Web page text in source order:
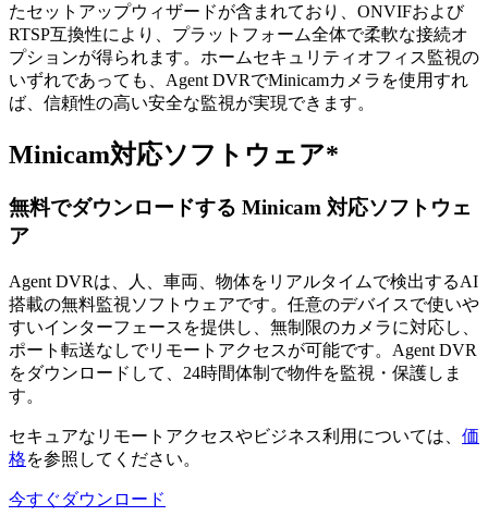
たセットアップウィザードが含まれており、ONVIFおよび
RTSP互換性により、プラットフォーム全体で柔軟な接続オ
プションが得られます。ホームセキュリティオフィス監視の
いずれであっても、Agent DVRでMinicamカメラを使用すれ
ば、信頼性の高い安全な監視が実現できます。
Minicam対応ソフトウェア*
無料でダウンロードする Minicam 対応ソフトウェ
ア
Agent DVRは、人、車両、物体をリアルタイムで検出するAI
搭載の無料監視ソフトウェアです。任意のデバイスで使いや
すいインターフェースを提供し、無制限のカメラに対応し、
ポート転送なしでリモートアクセスが可能です。Agent DVR
をダウンロードして、24時間体制で物件を監視・保護しま
す。
セキュアなリモートアクセスやビジネス利用については、 価
格を参照してください。
今すぐダウンロード